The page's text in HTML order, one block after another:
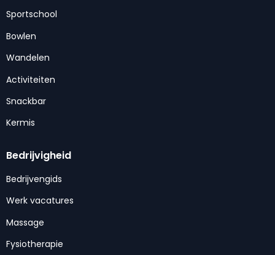
Sportschool
Bowlen
Wandelen
Activiteiten
Snackbar
Kermis
Bedrijvigheid
Bedrijvengids
Werk vacatures
Massage
Fysiotherapie